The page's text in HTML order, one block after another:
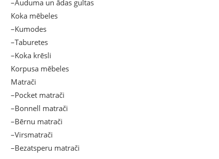
–Auduma un ādas gultas
Koka mēbeles
–Kumodes
–Taburetes
–Koka krēsli
Korpusa mēbeles
Matrači
–Pocket matrači
–Bonnell matrači
–Bērnu matrači
–Virsmatrači
–Bezatsperu matrači